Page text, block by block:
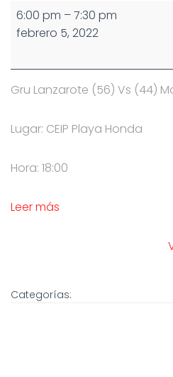
Partido
Infantil
6:00 pm –7:30 pm
febrero 5, 2022
Gru Lanzarote (56) Vs (44)
Lugar: CEIP Playa Honda
Hora: 18:00
Leer más
Categorías: